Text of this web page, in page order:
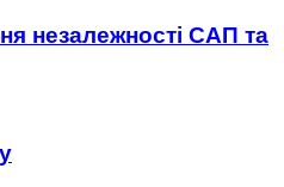
незалежності САП та